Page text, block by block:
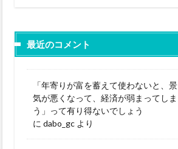
最近のコメント
「年寄りが富を蓄えて使わないと、景
気が悪くなって、経済が弱まってしま
う」って有り得ないでしょう
に dabo_gc より